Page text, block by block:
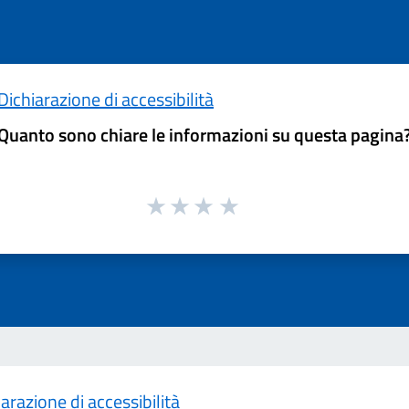
di accessibilità
sono chiare le informazioni su questa
di accessibilità